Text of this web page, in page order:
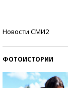
Новости СМИ2
ФОТОИСТОРИИ